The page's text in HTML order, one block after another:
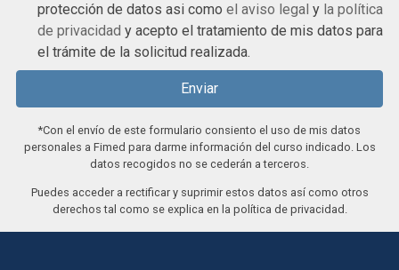
protección de datos asi como el aviso legal y la política
de privacidad y acepto el tratamiento de mis datos para
el trámite de la solicitud realizada.
Enviar
*Con el envío de este formulario consiento el uso de mis datos
personales a Fimed para darme información del curso indicado. Los
datos recogidos no se cederán a terceros.
Puedes acceder a rectificar y suprimir estos datos así como otros
derechos tal como se explica en la política de privacidad.